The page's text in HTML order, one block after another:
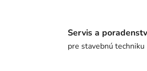
Servis a
pre stavebnú techniku